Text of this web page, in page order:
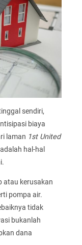
sendiri,
biaya
laman 1st United
hal-hal
atau kerusakan
pompa air.
tidak
bukanlah
dana